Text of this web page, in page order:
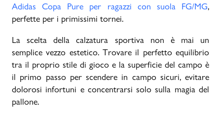
Adidas Copa Pure per ragazzi con suola FG/MG,
perfette per i primissimi tornei.
La scelta della calzatura sportiva non è mai un
semplice vezzo estetico. Trovare il perfetto equilibrio
tra il proprio stile di gioco e la superficie del campo è
il primo passo per scendere in campo sicuri, evitare
dolorosi infortuni e concentrarsi solo sulla magia del
pallone.